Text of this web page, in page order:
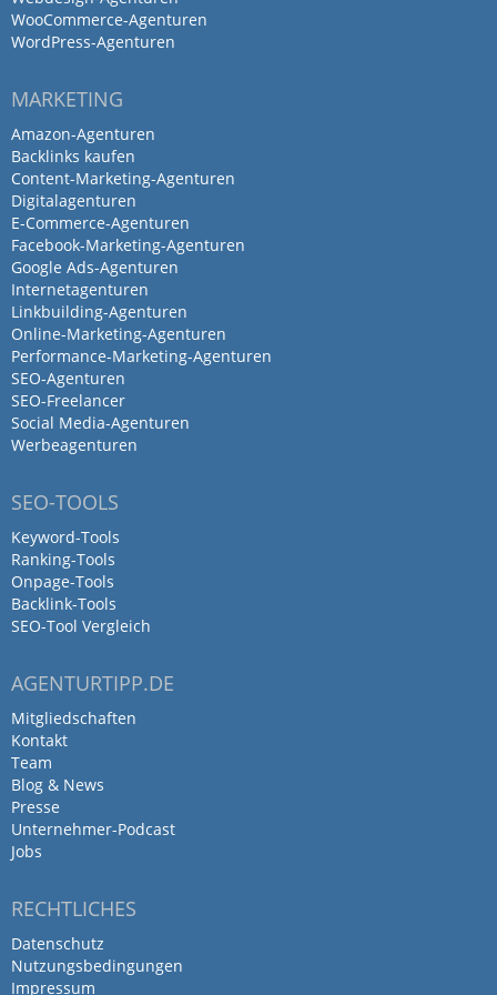
Online Marketing, Tracking und das
erstellen von Webseiten spezialisiert hat.
und kompetent. Insbesondere die
Geschäftsführung macht wirklich einen
tollen Job. Die Räumlichkeiten der Büros
sind modern und absolut stilsicher
eingerichtet. Super ist auch, dass
711media hervorragend erreichbar ist.
WooCommerce-Agenturen
WordPress-Agenturen
MARKETING
Amazon-Agenturen
Backlinks kaufen
Content-Marketing-Agenturen
Digitalagenturen
E-Commerce-Agenturen
Facebook-Marketing-Agenturen
Google Ads-Agenturen
Internetagenturen
Linkbuilding-Agenturen
Online-Marketing-Agenturen
Performance-Marketing-Agenturen
SEO-Agenturen
SEO-Freelancer
Social Media-Agenturen
Werbeagenturen
SEO-TOOLS
Keyword-Tools
Ranking-Tools
Onpage-Tools
Backlink-Tools
SEO-Tool Vergleich
AGENTURTIPP.DE
Mitgliedschaften
Kontakt
Team
Blog & News
Presse
Unternehmer-Podcast
Jobs
RECHTLICHES
Datenschutz
Nutzungsbedingungen
Impressum